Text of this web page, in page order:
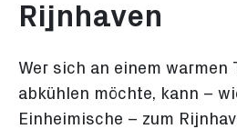
Rijnhaven
Wer sich an einem warmen
abkühlen möchte, kann –
Einheimische – zum